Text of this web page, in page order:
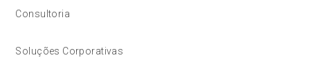
Consultoria
Soluções Corporativas